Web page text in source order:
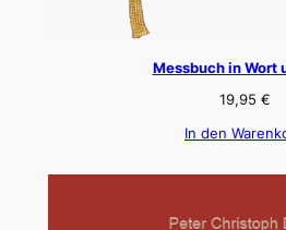
Messbuch in Wort
19,95 €
In den